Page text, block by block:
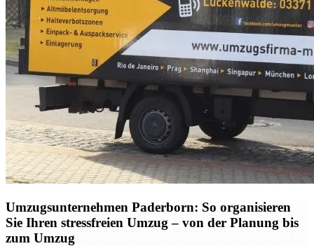
Umzugsunternehmen Paderborn: So organisieren
Sie Ihren stressfreien Umzug – von der Planung bis
zum Umzug